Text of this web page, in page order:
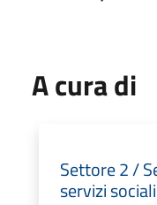
A cura di
Settore 2 /
servizi sociali